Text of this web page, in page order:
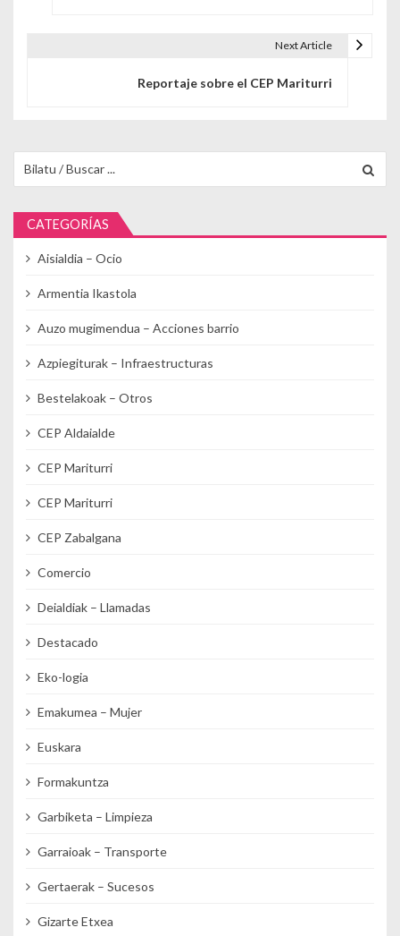
Next Article
Reportaje sobre el CEP Mariturri
CATEGORÍAS
Aisialdia – Ocio
Armentia Ikastola
Auzo mugimendua – Acciones barrio
Azpiegiturak – Infraestructuras
Bestelakoak – Otros
CEP Aldaialde
CEP Mariturri
CEP Mariturri
CEP Zabalgana
Comercio
Deialdiak – Llamadas
Destacado
Eko-logia
Emakumea – Mujer
Euskara
Formakuntza
Garbiketa – Limpieza
Garraioak – Transporte
Gertaerak – Sucesos
Gizarte Etxea